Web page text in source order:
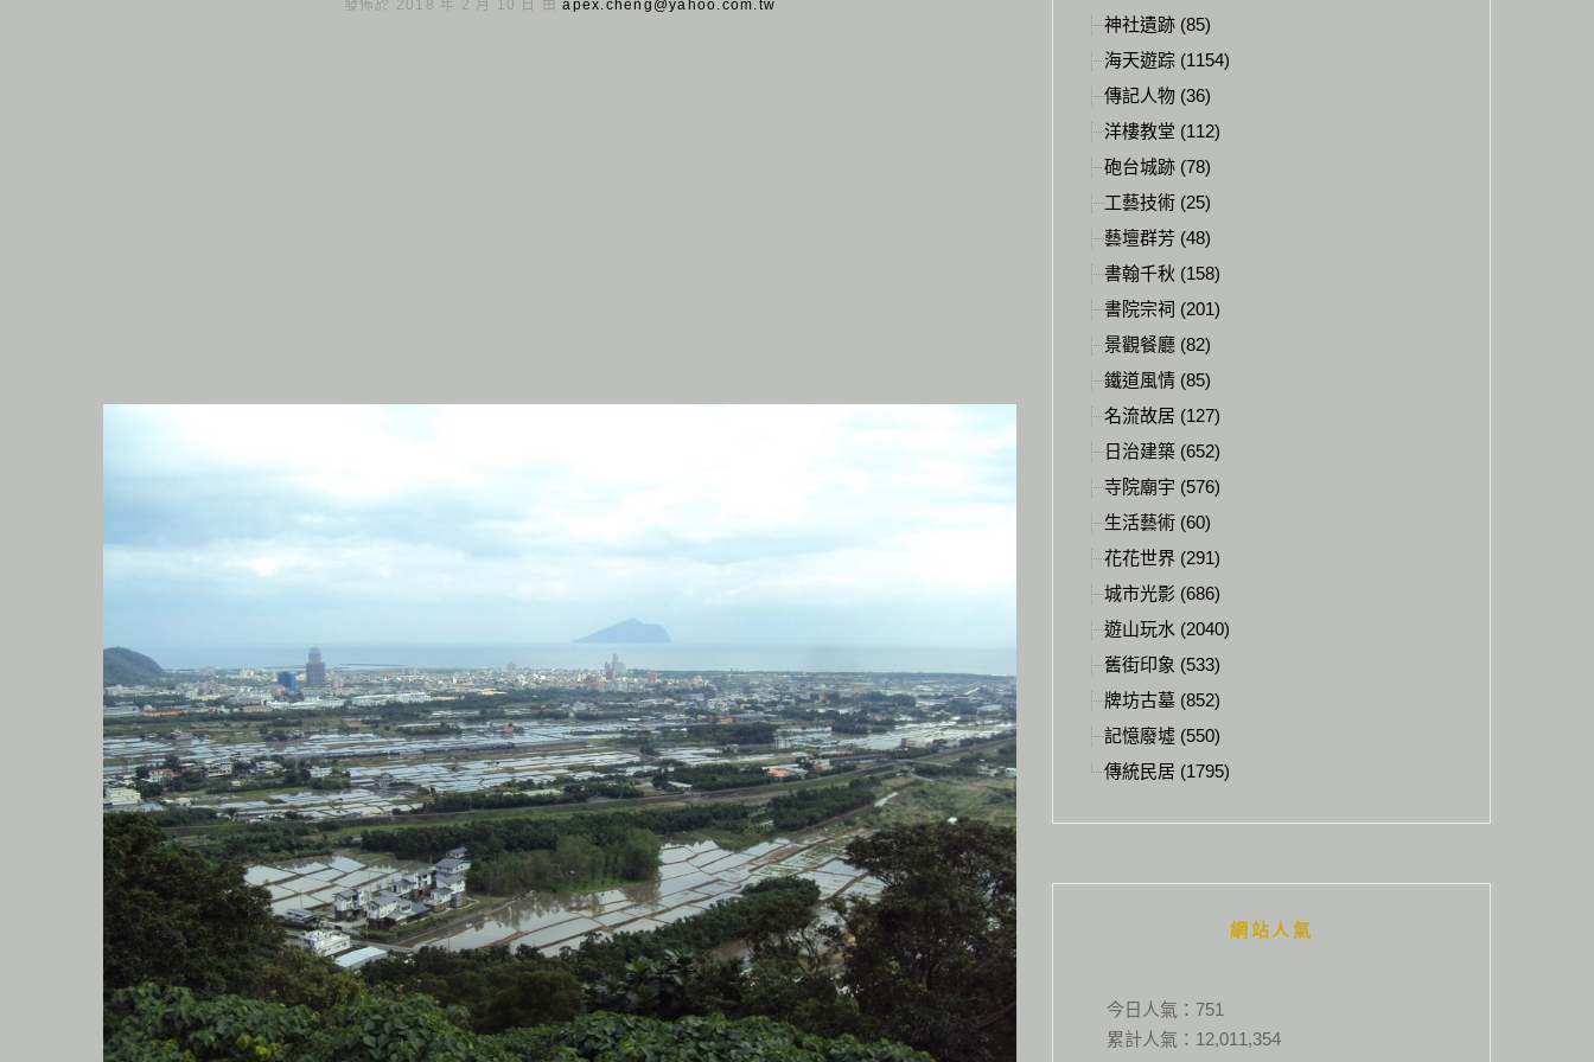
發佈於 2018 年 2 月 10 日 由apex.cheng@yahoo.com.tw
神社遺跡 (85)
海天遊踪 (1154)
傳記人物 (36)
洋樓教堂 (112)
砲台城跡 (78)
工藝技術 (25)
藝壇群芳 (48)
書翰千秋 (158)
書院宗祠 (201)
景觀餐廳 (82)
鐵道風情 (85)
名流故居 (127)
日治建築 (652)
寺院廟宇 (576)
生活藝術 (60)
花花世界 (291)
城市光影 (686)
遊山玩水 (2040)
舊街印象 (533)
牌坊古墓 (852)
記憶廢墟 (550)
傳統民居 (1795)
網站人氣
今日人氣： 751
累計人氣： 12,011,354